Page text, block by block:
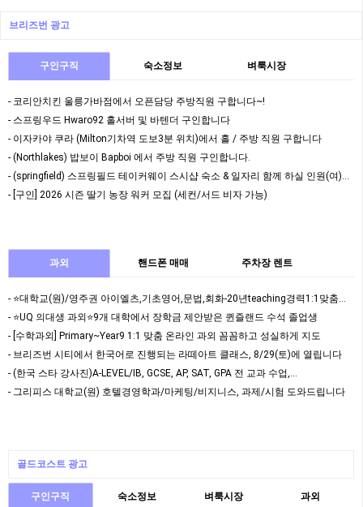
브리즈번 광고
구인구직 숙소정보 벼룩시장
- 코리안치킨 울릉가바점에서 오픈담당 주방직원 구합니다~!
- 스프링우드 Hwaro92 홀서버 및 바텐더 구인합니다
- 이자카야 쿠라 (Milton기차역 도보3분 위치)에서 홀 / 주방 직원 구합니다
- (Northlakes) 밥보이 Bapboi 에서 주방 직원 구인합니다.
- (springfield) 스프링필드 테이커웨이 스시샵 숙소 & 일자리 함께 하실 인원(여)…
- [구인] 2026 시즌 딸기 농장 워커 모집 (세컨/서드 비자 가능)
과외 핸드폰 매매 주차장 렌트
- ⭐️UQ 의대생 과외⭐️9개 대학에서 장학금 제안받은 퀸즐랜드 수석 졸업생
- [수학과외] Primary~Year9 1:1 맞춤 온라인 과외 꼼꼼하고 성실하게 지도
- 브리즈번 시티에서 한국어로 진행되는 라떼아트 클래스, 8/29(토)에 열립니다
- (한국 스타 강사진)A-LEVEL/IB, GCSE, AP, SAT, GPA 전 교과 수업,…
- 그리피스 대학교(원) 호텔경영학과/마케팅/비지니스, 과제/시험 도와드립니다
골드코스트 광고
구인구직 숙소정보 벼룩시장 과외